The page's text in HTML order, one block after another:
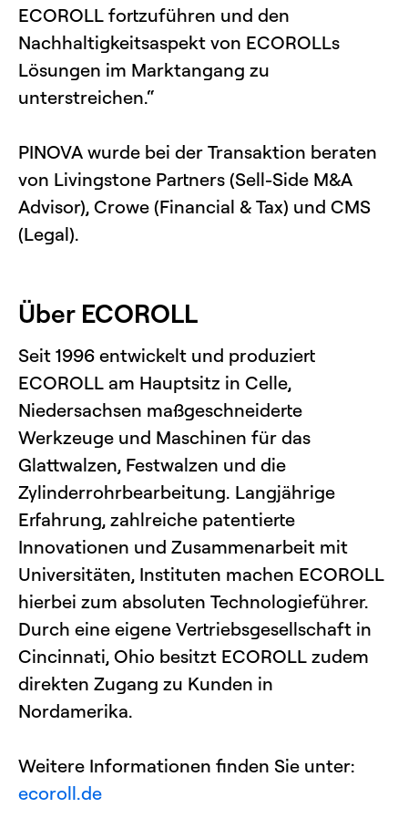
ECOROLL fortzuführen und den
Nachhaltigkeitsaspekt von ECOROLLs
Lösungen im Marktangang zu
unterstreichen.“
PINOVA wurde bei der Transaktion beraten
von Livingstone Partners (Sell-Side M&A
Advisor), Crowe (Financial & Tax) und CMS
(Legal).
Über ECOROLL
Seit 1996 entwickelt und produziert
ECOROLL am Hauptsitz in Celle,
Niedersachsen maßgeschneiderte
Werkzeuge und Maschinen für das
Glattwalzen, Festwalzen und die
Zylinderrohrbearbeitung. Langjährige
Erfahrung, zahlreiche patentierte
Innovationen und Zusammenarbeit mit
Universitäten, Instituten machen ECOROLL
hierbei zum absoluten Technologieführer.
Durch eine eigene Vertriebsgesellschaft in
Cincinnati, Ohio besitzt ECOROLL zudem
direkten Zugang zu Kunden in
Nordamerika.
Weitere Informationen finden Sie unter:
ecoroll.de